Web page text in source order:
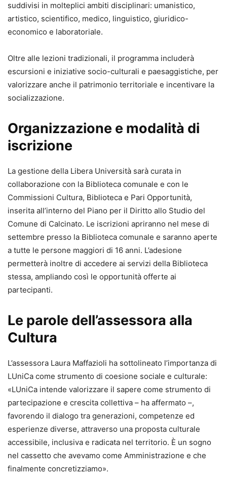
suddivisi in molteplici ambiti disciplinari: umanistico,
artistico, scientifico, medico, linguistico, giuridico-
economico e laboratoriale.
Oltre alle lezioni tradizionali, il programma includerà
escursioni e iniziative socio-culturali e paesaggistiche, per
valorizzare anche il patrimonio territoriale e incentivare la
socializzazione.
Organizzazione e modalità di
iscrizione
La gestione della Libera Università sarà curata in
collaborazione con la Biblioteca comunale e con le
Commissioni Cultura, Biblioteca e Pari Opportunità,
inserita all’interno del Piano per il Diritto allo Studio del
Comune di Calcinato. Le iscrizioni apriranno nel mese di
settembre presso la Biblioteca comunale e saranno aperte
a tutte le persone maggiori di 16 anni. L’adesione
permetterà inoltre di accedere ai servizi della Biblioteca
stessa, ampliando così le opportunità offerte ai
partecipanti.
Le parole dell’assessora alla
Cultura
L’assessora Laura Maffazioli ha sottolineato l’importanza di
LUniCa come strumento di coesione sociale e culturale:
«LUniCa intende valorizzare il sapere come strumento di
partecipazione e crescita collettiva – ha affermato –,
favorendo il dialogo tra generazioni, competenze ed
esperienze diverse, attraverso una proposta culturale
accessibile, inclusiva e radicata nel territorio. È un sogno
nel cassetto che avevamo come Amministrazione e che
finalmente concretizziamo».